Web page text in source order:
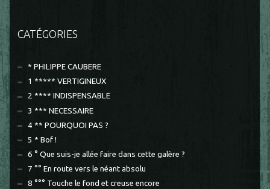
CATÉGORIES
* PHILIPPE CAUBERE
1 ***** VERTIGINEUX
2 **** INDISPENSABLE
3 *** NECESSAIRE
4 ** POURQUOI PAS ?
5 * Bof !
6 ° Que suis-je allée faire dans cette galère ?
7 °° En route vers le néant absolu
8 °°° Touche le fond et creuse encore